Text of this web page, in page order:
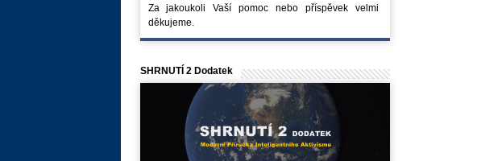
Za jakoukoli Vaší pomoc nebo příspěvek velmi
děkujeme.
SHRNUTÍ 2 Dodatek